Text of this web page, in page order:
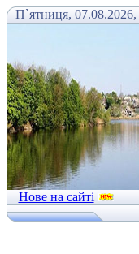
П`ятниця, 07.08.2026,
Нове на сайті